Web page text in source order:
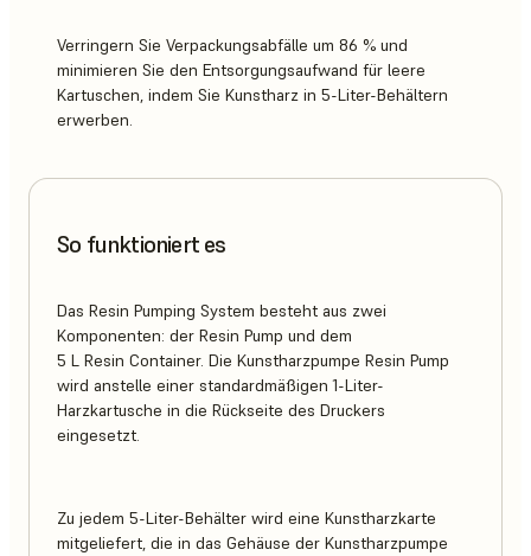
Verringern Sie Verpackungsabfälle um 86 % und
minimieren Sie den Entsorgungsaufwand für leere
Kartuschen, indem Sie Kunstharz in 5-Liter-Behältern
erwerben.
So funktioniert es
Das Resin Pumping System besteht aus zwei
Komponenten: der Resin Pump und dem
5 L Resin Container. Die Kunstharzpumpe Resin Pump
wird anstelle einer standardmäßigen 1-Liter-
Harzkartusche in die Rückseite des Druckers
eingesetzt.
Zu jedem 5-Liter-Behälter wird eine Kunstharzkarte
mitgeliefert, die in das Gehäuse der Kunstharzpumpe